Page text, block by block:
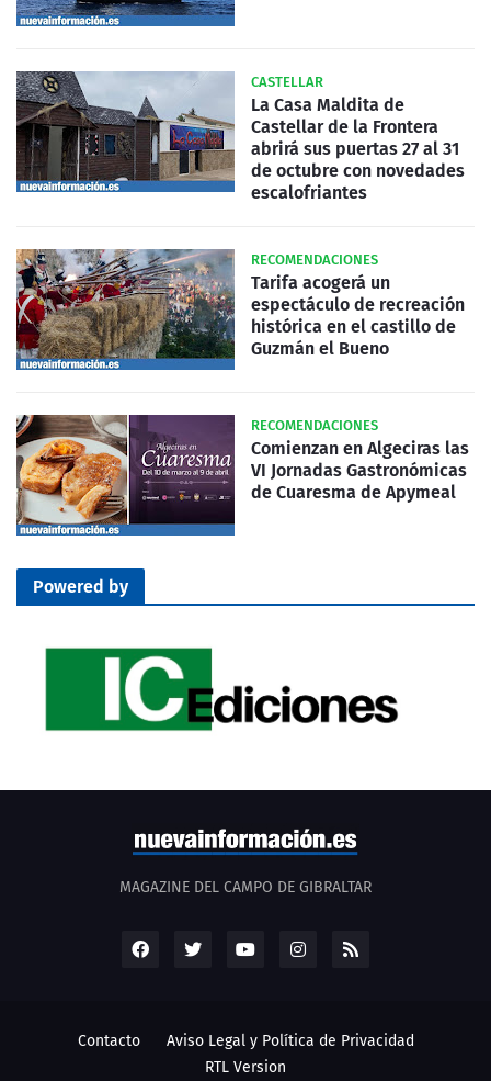
CASTELLAR
La Casa Maldita de
Castellar de la Frontera
abrirá sus puertas 27 al 31
de octubre con novedades
escalofriantes
RECOMENDACIONES
Tarifa acogerá un
espectáculo de recreación
histórica en el castillo de
Guzmán el Bueno
RECOMENDACIONES
Comienzan en Algeciras las
VI Jornadas Gastronómicas
de Cuaresma de Apymeal
Powered by
MAGAZINE DEL CAMPO DE GIBRALTAR
Contacto
Aviso Legal y Política de Privacidad
RTL Version